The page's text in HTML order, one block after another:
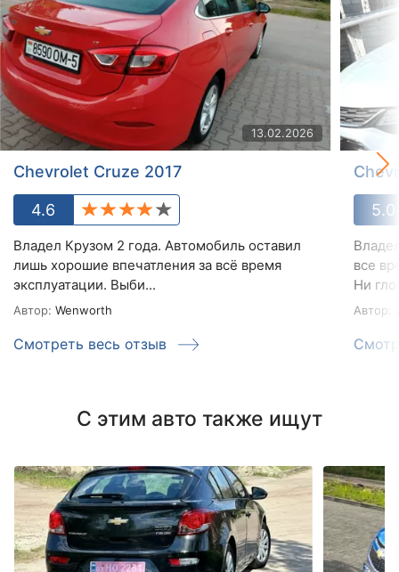
13.02.2026
Chevrolet Cruze 2017
4.6
Владел Крузом 2 года. Автомобиль оставил
лишь хорошие впечатления за всё время
эксплуатации. Выби...
Автор: Wenworth
Смотреть весь отзыв
5.0
все
Ни
Автор:
С этим авто также ищут